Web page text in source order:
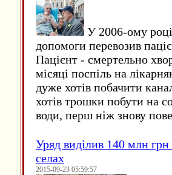
У 2006-ому
допомоги перевозив
Пацієнт - смертельно
місяці поспіль на
дуже хотів побачити
хотів трошки побути на
води, перш ніж знову
Уряд виділив 140 млн
селах
2015-09-23 05:59:57